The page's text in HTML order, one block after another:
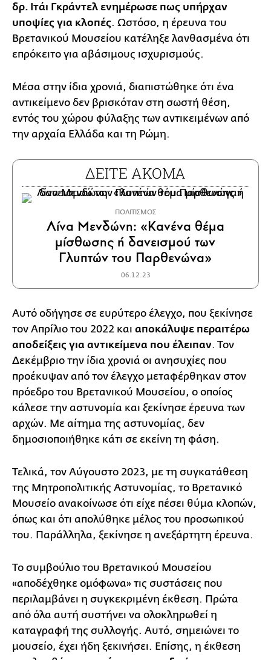
δρ. Ιτάι Γκράντελ ενημέρωσε πως υπήρχαν
υποψίες για κλοπές. Ωστόσο, η έρευνα του
Βρετανικού Μουσείου κατέληξε λανθασμένα ότι
επρόκειτο για αβάσιμους ισχυρισμούς.
Μέσα στην ίδια χρονιά, διαπιστώθηκε ότι ένα
αντικείμενο δεν βρισκόταν στη σωστή θέση,
εντός του χώρου φύλαξης των αντικειμένων από
την αρχαία Ελλάδα και τη Ρώμη.
ΔΕΙΤΕ ΑΚΟΜΑ
ΠΟΛΙΤΙΣΜΟΣ
Λίνα Μενδώνη: «Κανένα θέμα
μίσθωσης ή δανεισμού των
Γλυπτών του Παρθενώνα»
06.12.23
Αυτό οδήγησε σε ευρύτερο έλεγχο, που ξεκίνησε
τον Απρίλιο του 2022 και αποκάλυψε περαιτέρω
αποδείξεις για αντικείμενα που έλειπαν. Τον
Δεκέμβριο την ίδια χρονιά οι ανησυχίες που
προέκυψαν από τον έλεγχο μεταφέρθηκαν στον
πρόεδρο του Βρετανικού Μουσείου, ο οποίος
κάλεσε την αστυνομία και ξεκίνησε έρευνα των
αρχών. Με αίτημα της αστυνομίας, δεν
δημοσιοποιήθηκε κάτι σε εκείνη τη φάση.
Τελικά, τον Αύγουστο 2023, με τη συγκατάθεση
της Μητροπολιτικής Αστυνομίας, το Βρετανικό
Μουσείο ανακοίνωσε ότι είχε πέσει θύμα κλοπών,
όπως και ότι απολύθηκε μέλος του προσωπικού
του. Παράλληλα, ξεκίνησε η ανεξάρτητη έρευνα.
Το συμβούλιο του Βρετανικού Μουσείου
«αποδέχθηκε ομόφωνα» τις συστάσεις που
περιλαμβάνει η συγκεκριμένη έκθεση. Πρώτα
από όλα αυτή συστήνει να ολοκληρωθεί η
καταγραφή της συλλογής. Αυτό, σημειώνει το
μουσείο, έχει ήδη ξεκινήσει. Επίσης, η έκθεση